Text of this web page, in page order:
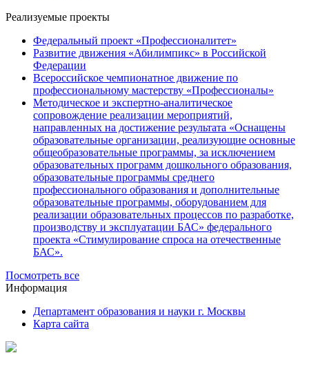
Реализуемые проекты
Федеральный проект «Профессионалитет»
Развитие движения «Абилимпикс» в Российской
Федерации
Всероссийское чемпионатное движение по
профессиональному мастерству «Профессионалы»
Методическое и экспертно-аналитическое
сопровождение реализации мероприятий,
направленных на достижение результата «Оснащены
образовательные организации, реализующие основные
общеобразовательные программы, за исключением
образовательных программ дошкольного образования,
образовательные программы среднего
профессионального образования и дополнительные
образовательные программы, оборудованием для
реализации образовательных процессов по разработке,
производству и эксплуатации БАС» федерального
проекта «Стимулирование спроса на отечественные
БАС».
Посмотреть все
Информация
Департамент образования и науки г. Москвы
Карта сайта